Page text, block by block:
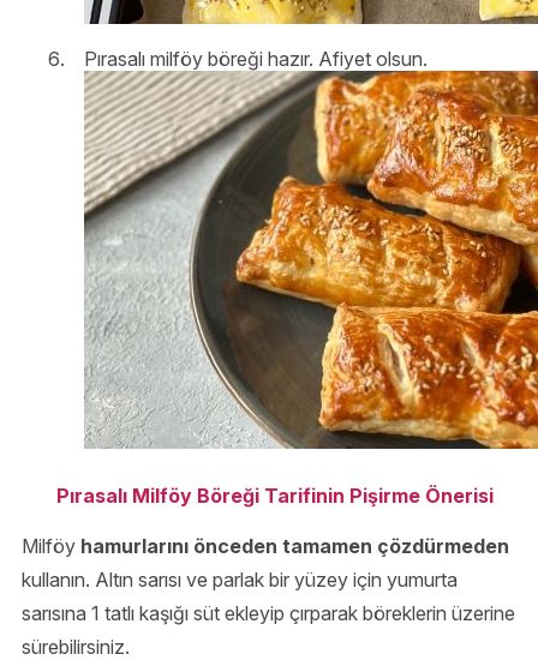
Pırasalı milföy böreği hazır. Afiyet olsun.
Pırasalı Milföy Böreği Tarifinin Pişirme Önerisi
Milföy hamurlarını önceden tamamen çözdürmeden
kullanın. Altın sarısı ve parlak bir yüzey için yumurta
sarısına 1 tatlı kaşığı süt ekleyip çırparak böreklerin üzerine
sürebilirsiniz.